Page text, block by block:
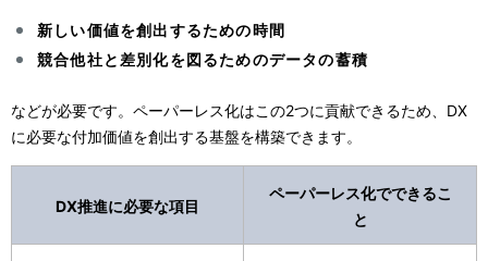
新しい価値を創出するための時間
競合他社と差別化を図るためのデータの蓄積
などが必要です。ペーパーレス化はこの2つに貢献できるため、DX
に必要な付加価値を創出する基盤を構築できます。
DX推進に必要な項目
ペーパーレス化でできるこ
と